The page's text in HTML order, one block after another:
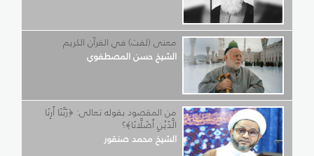
معنى (لفت) في القرآن الكريم
الشيخ حسن المصطفوي
من المقصود بقوله تعالى: ﴿رَبَّنَا أَرِنَا
الَّذَيْنِ أَضَلَّانَا﴾؟
الشيخ محمد صنقور